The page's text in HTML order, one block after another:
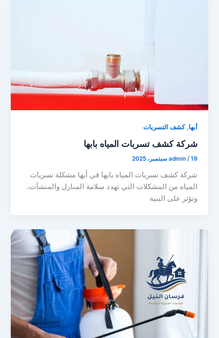
أبها,كشف التسربات
شركة كشف تسربات المياه بابها
admin /19 سبتمبر، 2025
شركة كشف تسربات المياه بابها في أبها مشكلة تسربات
المياه من المشكلات التي تهدد سلامة المنازل والمنشآت،
وتؤثر على البنية